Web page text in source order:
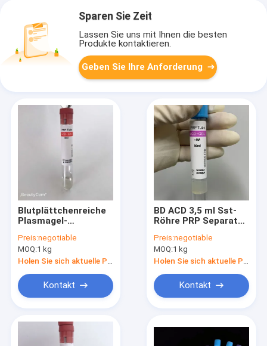
Sparen Sie Zeit
Lassen Sie uns mit Ihnen die besten
Produkte kontaktieren.
Geben Sie Ihre Anforderung
Blutplättchenreiche
Plasmagel-
PRP-Vakutainer in
großen Mengen
Preis:negotiable
MOQ:1 kg
Kontakt
BD ACD 3,5 ml Sst-
Röhre PRP Separated
Preis:negotiable
MOQ:1 kg
Kontakt